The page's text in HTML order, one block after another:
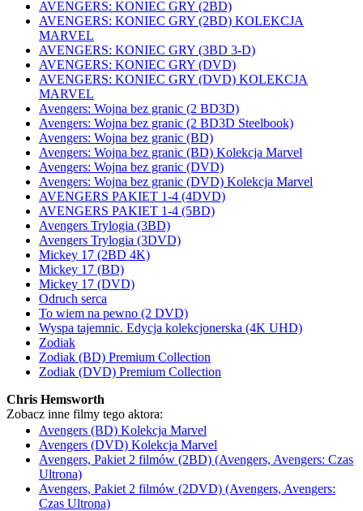
AVENGERS: KONIEC GRY (2BD)
AVENGERS: KONIEC GRY (2BD) KOLEKCJA
MARVEL
AVENGERS: KONIEC GRY (3BD 3-D)
AVENGERS: KONIEC GRY (DVD)
AVENGERS: KONIEC GRY (DVD) KOLEKCJA
MARVEL
Avengers: Wojna bez granic (2 BD3D)
Avengers: Wojna bez granic (2 BD3D Steelbook)
Avengers: Wojna bez granic (BD)
Avengers: Wojna bez granic (BD) Kolekcja Marvel
Avengers: Wojna bez granic (DVD)
Avengers: Wojna bez granic (DVD) Kolekcja Marvel
AVENGERS PAKIET 1-4 (4DVD)
AVENGERS PAKIET 1-4 (5BD)
Avengers Trylogia (3BD)
Avengers Trylogia (3DVD)
Mickey 17 (2BD 4K)
Mickey 17 (BD)
Mickey 17 (DVD)
Odruch serca
To wiem na pewno (2 DVD)
Wyspa tajemnic. Edycja kolekcjonerska (4K UHD)
Zodiak
Zodiak (BD) Premium Collection
Zodiak (DVD) Premium Collection
Chris Hemsworth
Zobacz inne filmy tego aktora:
Avengers (BD) Kolekcja Marvel
Avengers (DVD) Kolekcja Marvel
Avengers, Pakiet 2 filmów (2BD) (Avengers, Avengers: Czas
Ultrona)
Avengers, Pakiet 2 filmów (2DVD) (Avengers, Avengers:
Czas Ultrona)